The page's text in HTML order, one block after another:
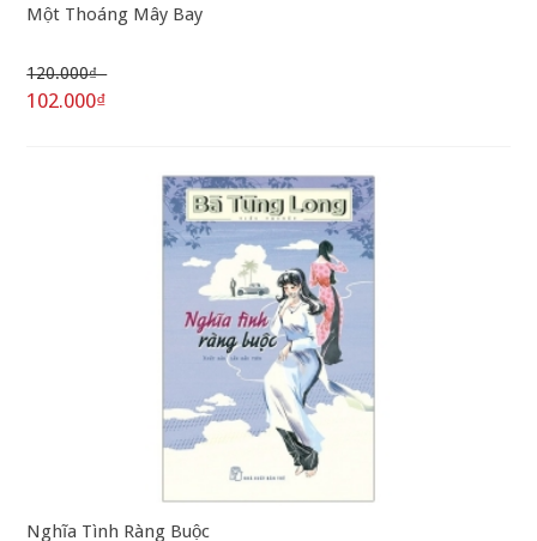
Một Thoáng Mây Bay
120.000₫
102.000₫
Nghĩa Tình Ràng Buộc